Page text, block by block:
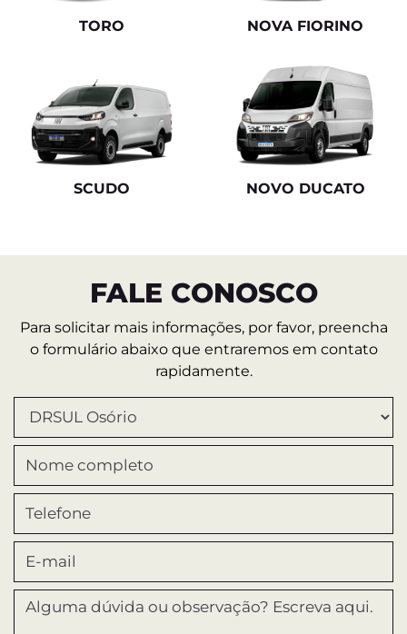
TORO NOVA FIORINO
SCUDO NOVO DUCATO
FALE CONOSCO
Para solicitar mais informações, por favor, preencha
o formulário abaixo que entraremos em contato
rapidamente.